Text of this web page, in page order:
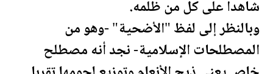
شاهدا على كل من ظلمه.
وبالنظر إلى لفظ "الأضحية" -وهو من
المصطلحات الإسلامية- نجد أنه مصطلح